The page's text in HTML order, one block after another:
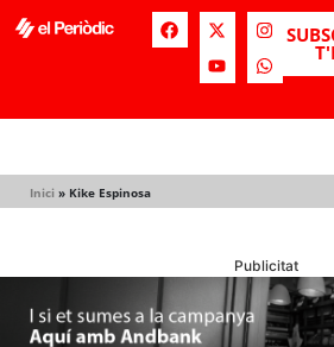
Inici » Kike Espinosa
Publicitat